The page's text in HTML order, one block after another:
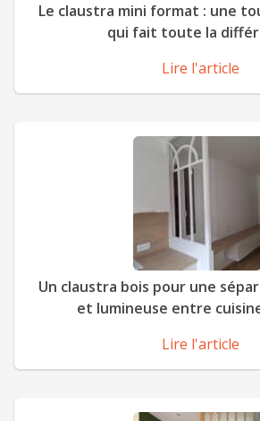
Le claustra mini format : une
qui fait toute la
Lire l'article
Un claustra bois pour une
et lumineuse entre
Lire l'article